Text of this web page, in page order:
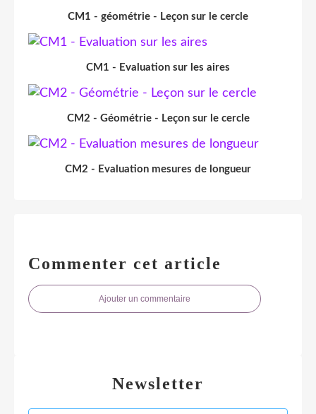
CM1 - géométrie - Leçon sur le cercle
CM1 - Evaluation sur les aires
CM2 - Géométrie - Leçon sur le cercle
CM2 - Evaluation mesures de longueur
Commenter cet article
Ajouter un commentaire
Newsletter